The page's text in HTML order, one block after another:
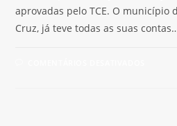
aprovadas pelo TCE. O município
Cruz, já teve todas as suas